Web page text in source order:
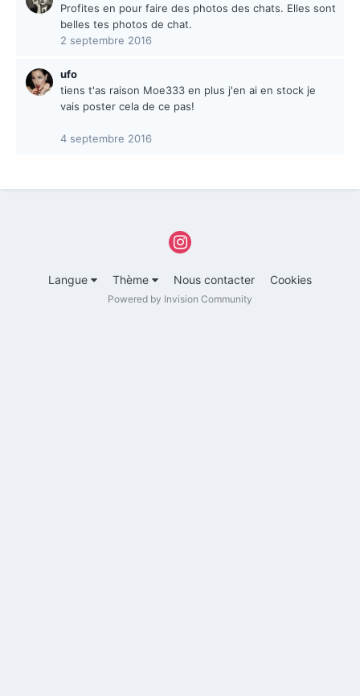
Profites en pour faire des photos des chats. Elles sont
belles tes photos de chat.
2 septembre 2016
ufo
tiens t'as raison Moe333 en plus j'en ai en stock je
vais poster cela de ce pas!
4 septembre 2016
Langue Thème Nous contacter Cookies
Powered by Invision Community